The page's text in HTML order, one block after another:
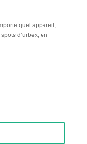
quel appareil,
d’urbex, en